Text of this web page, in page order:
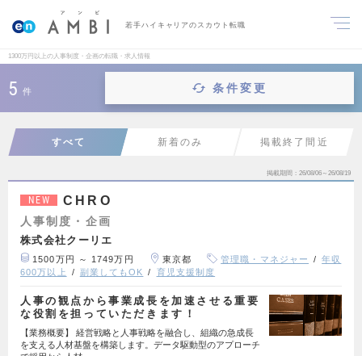
若手ハイキャリアのスカウト転職
1300万円以上の人事制度・企画の転職・求人情報
5 件 条件変更
すべて 新着のみ 掲載終了間近
掲載期間 26/08/06～26/08/19
NEW CHRO
人事制度・企画
株式会社クーリエ
1500万円 ～ 1749万円 東京都 管理職・マネジャー
年収
600万以上
副業してもOK 育児支援制度
人事の観点から事業成長を加速させる重要
な役割を担っていただきます！
【業務概要】 経営戦略と人事戦略を融合し、組織の急成長
を支える人材基盤を構築します。データ駆動型のアプローチ